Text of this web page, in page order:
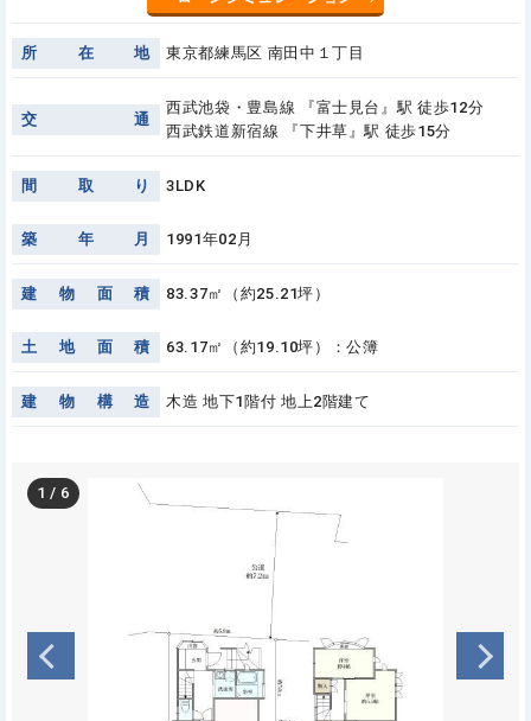
所 在 地 東京都練馬区 南田中１丁目
交 通
西武池袋・豊島線 『富士見台』駅 徒歩12分
西武鉄道新宿線 『下井草』駅 徒歩15分
間 取 り 3LDK
築 年 月 1991年02月
建 物 面 積 83.37㎡（約25.21坪）
土 地 面 積 63.17㎡（約19.10坪）：公簿
建 物 構 造 木造 地下1階付 地上2階建て
1 / 6